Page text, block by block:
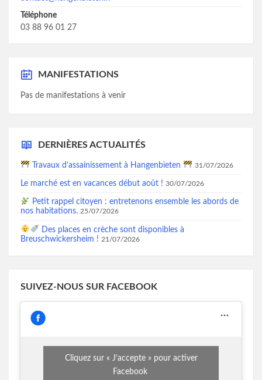
Téléphone
03 88 96 01 27
MANIFESTATIONS
Pas de manifestations à venir
DERNIÈRES ACTUALITÉS
Travaux d’assainissement à Hangenbieten 31/07/2026
Le marché est en vacances début août ! 30/07/2026
Petit rappel citoyen : entretenons ensemble les abords de
nos habitations. 25/07/2026
Des places en crèche sont disponibles à
Breuschwickersheim ! 21/07/2026
SUIVEZ-NOUS SUR FACEBOOK
Cliquez sur « J’accepte » pour activer
Facebook